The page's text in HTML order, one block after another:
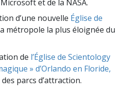
et de la NASA.
d’une nouvelle Église de
métropole la plus éloignée du
de l’Église de Scientology
» d’Orlando en Floride,
parcs d’attraction.